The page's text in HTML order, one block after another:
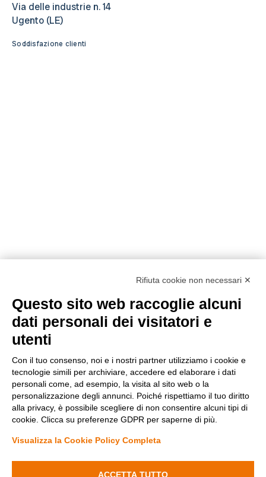
la
Aumenta
la
quantità
Via delle industrie n. 14
Ugento (LE)
Soddisfazione clienti
Metodi di pagamento
Condizioni di vendita
Privacy Policy
Modifica preferenze Cookie
Rifiuta cookie non necessari ✕
Questo sito web raccoglie alcuni
dati personali dei visitatori e
utenti
Con il tuo consenso, noi e i nostri partner utilizziamo i cookie e
tecnologie simili per archiviare, accedere ed elaborare i dati
personali come, ad esempio, la visita al sito web o la
personalizzazione degli annunci. Poiché rispettiamo il tuo diritto
alla privacy, è possibile scegliere di non consentire alcuni tipi di
cookie. Clicca su preferenze GDPR per saperne di più.
Visualizza la Cookie Policy Completa
ACCETTA TUTTO